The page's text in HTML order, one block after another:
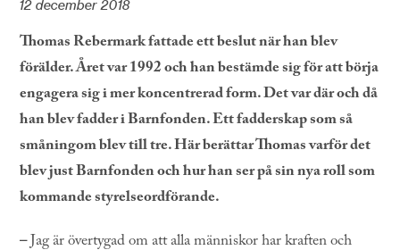
12 december 2018
Thomas Rebermark fattade ett beslut när han blev
förälder. Året var 1992 och han bestämde sig för att börja
engagera sig i mer koncentrerad form. Det var där och då
han blev fadder i Barnfonden. Ett fadderskap som så
småningom blev till tre. Här berättar Thomas varför det
blev just Barnfonden och hur han ser på sin nya roll som
kommande styrelseordförande.
– Jag är övertygad om att alla människor har kraften och